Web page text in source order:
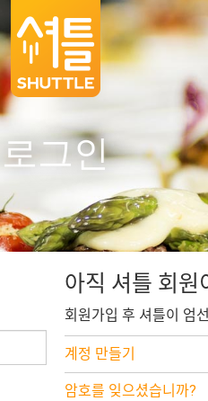
로그인
아직 셔틀 회원
회원가입 후 셔틀이 엄
계정 만들기
암호를 잊으셨습니까?